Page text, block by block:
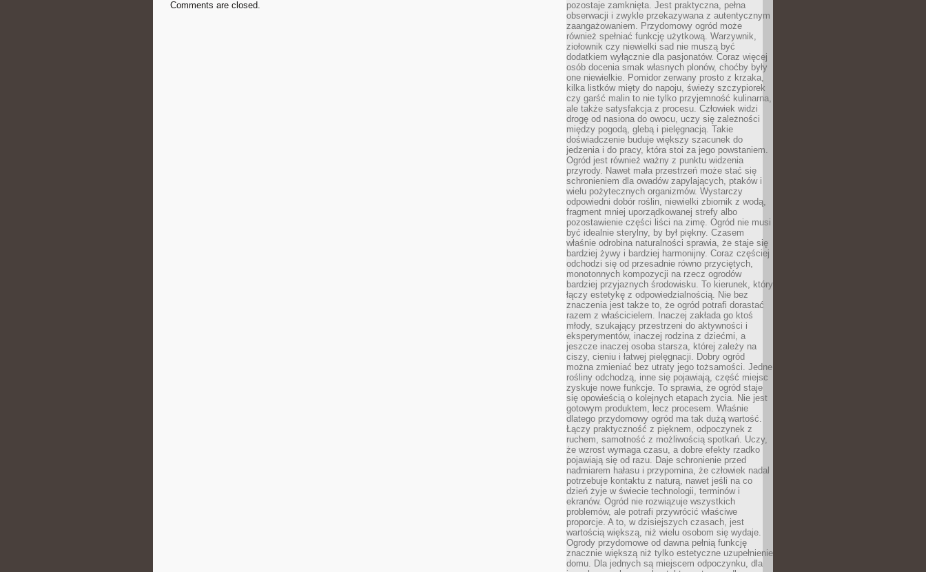
Comments are closed.
pozostaje zamknięta. Jest praktyczna, pełna
obserwacji i zwykle przekazywana z autentycznym
zaangażowaniem. Przydomowy ogród może
również spełniać funkcję użytkową. Warzywnik,
ziołownik czy niewielki sad nie muszą być
dodatkiem wyłącznie dla pasjonatów. Coraz więcej
osób docenia smak własnych plonów, choćby były
one niewielkie. Pomidor zerwany prosto z krzaka,
kilka listków mięty do napoju, świeży szczypiorek
czy garść malin to nie tylko przyjemność kulinarna,
ale także satysfakcja z procesu. Człowiek widzi
drogę od nasiona do owocu, uczy się zależności
między pogodą, glebą i pielęgnacją. Takie
doświadczenie buduje większy szacunek do
jedzenia i do pracy, która stoi za jego powstaniem.
Ogród jest również ważny z punktu widzenia
przyrody. Nawet mała przestrzeń może stać się
schronieniem dla owadów zapylających, ptaków i
wielu pożytecznych organizmów. Wystarczy
odpowiedni dobór roślin, niewielki zbiornik z wodą,
fragment mniej uporządkowanej strefy albo
pozostawienie części liści na zimę. Ogród nie musi
być idealnie sterylny, by był piękny. Czasem
właśnie odrobina naturalności sprawia, że staje się
bardziej żywy i bardziej harmonijny. Coraz częściej
odchodzi się od przesadnie równo przyciętych,
monotonnych kompozycji na rzecz ogrodów
bardziej przyjaznych środowisku. To kierunek, który
łączy estetykę z odpowiedzialnością. Nie bez
znaczenia jest także to, że ogród potrafi dorastać
razem z właścicielem. Inaczej zakłada go ktoś
młody, szukający przestrzeni do aktywności i
eksperymentów, inaczej rodzina z dziećmi, a
jeszcze inaczej osoba starsza, której zależy na
ciszy, cieniu i łatwej pielęgnacji. Dobry ogród
można zmieniać bez utraty jego tożsamości. Jedne
rośliny odchodzą, inne się pojawiają, część miejsc
zyskuje nowe funkcje. To sprawia, że ogród staje
się opowieścią o kolejnych etapach życia. Nie jest
gotowym produktem, lecz procesem. Właśnie
dlatego przydomowy ogród ma tak dużą wartość.
Łączy praktyczność z pięknem, odpoczynek z
ruchem, samotność z możliwością spotkań. Uczy,
że wzrost wymaga czasu, a dobre efekty rzadko
pojawiają się od razu. Daje schronienie przed
nadmiarem hałasu i przypomina, że człowiek nadal
potrzebuje kontaktu z naturą, nawet jeśli na co
dzień żyje w świecie technologii, terminów i
ekranów. Ogród nie rozwiązuje wszystkich
problemów, ale potrafi przywrócić właściwe
proporcje. A to, w dzisiejszych czasach, jest
wartością większą, niż wielu osobom się wydaje.
Ogrody przydomowe od dawna pełnią funkcję
znacznie większą niż tylko estetyczne uzupełnienie
domu. Dla jednych są miejscem odpoczynku, dla